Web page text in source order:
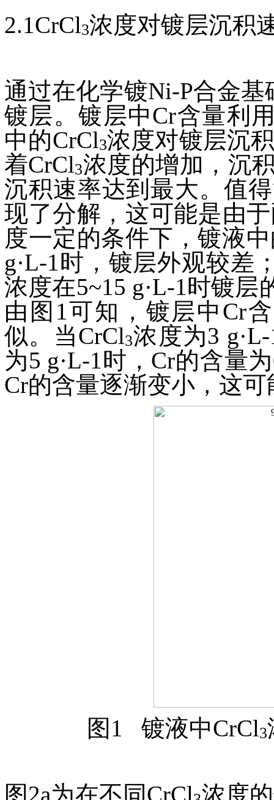
2.1CrCl3浓度对镀层沉积
通过在化学镀Ni-P合金基
镀层。镀层中Cr含量利
中的CrCl3浓度对镀层沉
着CrCl3浓度的增加，沉
沉积速率达到最大。值
现了分解，这可能是由
度一定的条件下，镀液
g·L-1时，镀层外观较差
浓度在5~15 g·L-1时镀
由图1可知，镀层中Cr
似。当CrCl3浓度为3
为5 g·L-1时，Cr的含量
Cr的含量逐渐变小，这
图1 镀液中CrCl3
图2a为在不同CrCl 浓度